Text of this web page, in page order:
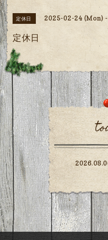
定休日 2025-02-24 (Mon)
定休日